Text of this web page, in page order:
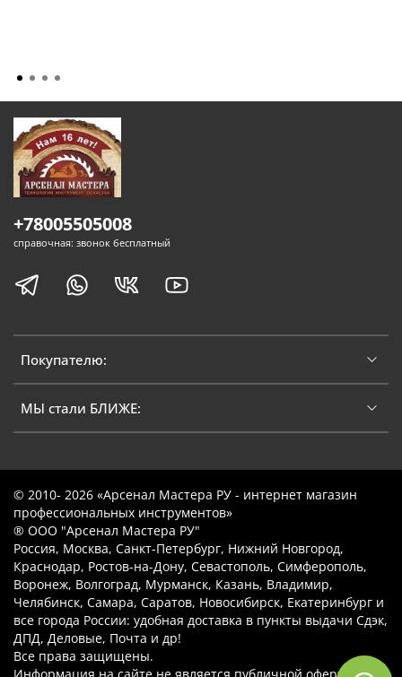
Покупателю:
МЫ стали БЛИЖЕ:
+78005505008
справочная: звонок бесплатный
© 2010- 2026 «Арсенал Мастера РУ - интернет магазин
профессиональных инструментов»
® ООО "Арсенал Мастера РУ"
Россия, Москва, Санкт-Петербург, Нижний Новгород,
Краснодар, Ростов-на-Дону, Севастополь, Симферополь,
Воронеж, Волгоград, Мурманск, Казань, Владимир,
Челябинск, Самара, Саратов, Новосибирск, Екатеринбург и
все города России: удобная доставка в пункты выдачи Сдэк,
ДПД, Деловые, Почта и др!
Все права защищены.